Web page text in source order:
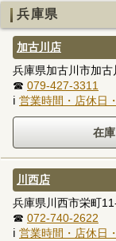
兵庫県
加古川店
兵庫県加古川市加
☎ 079-427-3311
ℹ 営業時間・店休日
川西店
兵庫県川西市栄町
☎ 072-740-2622
ℹ 営業時間・店休日